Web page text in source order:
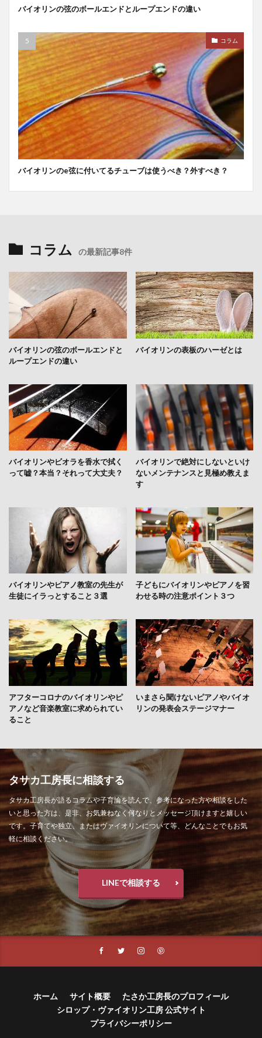
バイオリンの弦のボールエンドとループエンドの違い
コラム
バイオリンのe弦に付いてるチューブは使うべき？外すべき？
コラム の最新記事8件
バイオリンの弦のボールエンドと
ループエンドの違い
バイオリンの表板のハーゼとは
バイオリンやビオラを香水で拭く
って嘘？本当？それって大丈夫？
バイオリンで絶対にしないといけ
ないメンテナンスと見極め教えま
す
バイオリンやピアノ教室の先生が
生徒にイラっとすること３選
子どもにバイオリンやピアノを習
わせる時の注意ポイント３つ
アフターコロナのバイオリンやピ
アノなど音楽教室に求められてい
ること
いまさら聞けないピアノやバイオ
リンの発表会ステージマナー
タサカ工房長に相談する
タサカ工房長が語るコラムや子育論を読んで、参考になった方や相談をした
いと思った方は、是非、お気兼ねなく何なりとメッセージ頂けますと嬉しい
です。子育てや独立、またはヴァイオリンについて等、どんなことでもお気
軽に相談ください。
LINEで相談する
ホーム サイト概要
たさか工房長のプロフィール
シロップ・ヴァイオリン工房 公式サイト
プライバシーポリシー